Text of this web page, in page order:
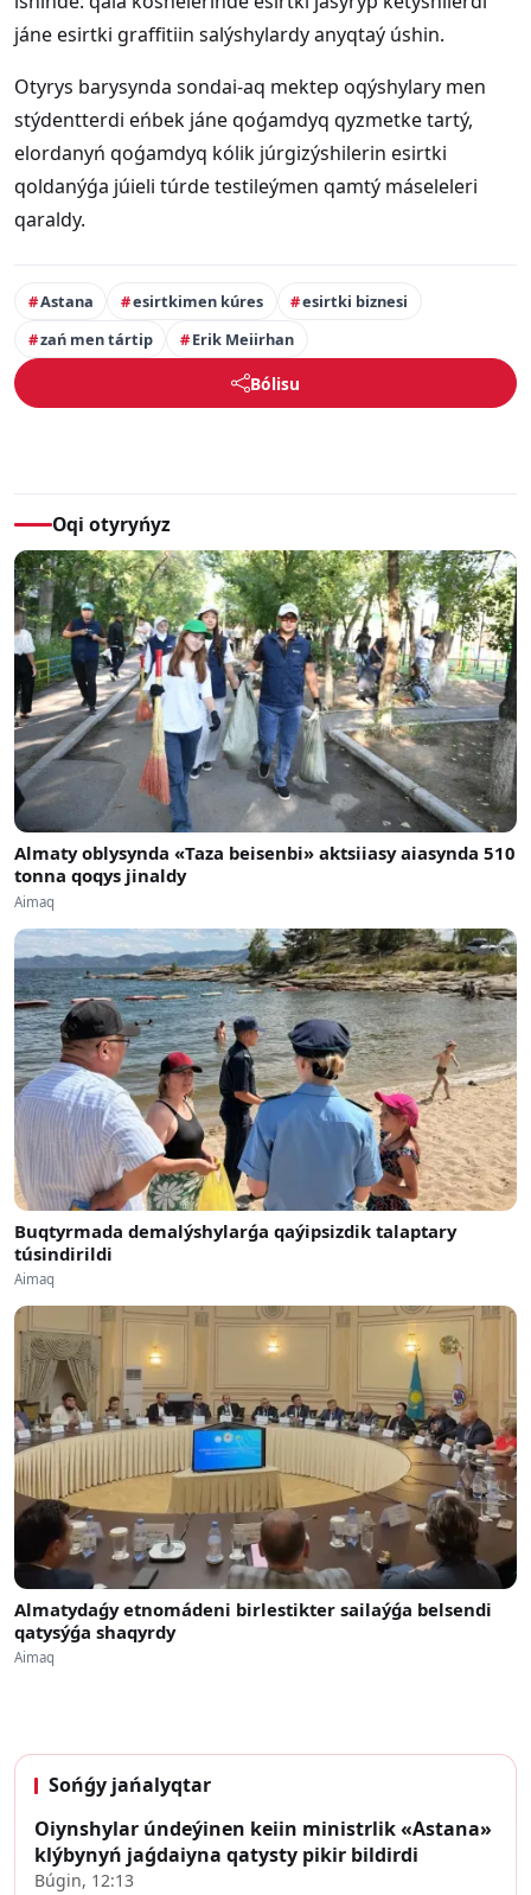
jáne esirtki graffitiin salýshylardy anyqtaý úshin.
Otyrys barysynda sondai-aq mektep oqýshylary men
stýdentterdi eńbek jáne qoǵamdyq qyzmetke tartý,
elordanyń qoǵamdyq kólik júrgizýshilerin esirtki
qoldanýǵa júieli túrde testileýmen qamtý máseleleri
qaraldy.
Astana esirtkimen kúres
esirtki biznesi
zań men tártip
Erik Meiirhan
Bólisu
Oqi otyryńyz
Almaty oblysynda «Taza beisenbi» aktsiiasy aiasynda 510
tonna qoqys jinaldy
Aimaq
Buqtyrmada demalýshylarǵa qaýipsizdik talaptary
túsindirildi
Aimaq
Almatydaǵy etnomádeni birlestikter sailaýǵa belsendi
qatysýǵa shaqyrdy
Aimaq
Sońǵy jańalyqtar
Oiynshylar úndeýinen keiin ministrlik «Astana»
klýbynyń jaǵdaiyna qatysty pikir bildirdi
Búgin, 12:13